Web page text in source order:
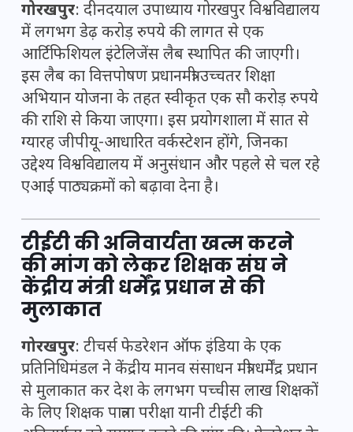
गोरखपुर: दीनदयाल उपाध्याय गोरखपुर विश्वविद्यालय
में लगभग डेढ़ करोड़ रुपये की लागत से एक
आर्टिफिशियल इंटेलिजेंस लैब स्थापित की जाएगी।
इस लैब का वित्तपोषण प्रधानमंत्री उच्चतर शिक्षा
अभियान योजना के तहत स्वीकृत एक सौ करोड़ रुपये
की राशि से किया जाएगा। इस प्रयोगशाला में सात से
ग्यारह जीपीयू-आधारित वर्कस्टेशन होंगे, जिनका
उद्देश्य विश्वविद्यालय में अनुसंधान और पहले से चल रहे
एआई पाठ्यक्रमों को बढ़ावा देना है।
टीईटी की अनिवार्यता खत्म करने
की मांग को लेकर शिक्षक संघ ने
केंद्रीय मंत्री धर्मेंद्र प्रधान से की
मुलाकात
गोरखपुर: टीचर्स फेडरेशन ऑफ इंडिया के एक
प्रतिनिधिमंडल ने केंद्रीय मानव संसाधन मंत्री धर्मेंद्र प्रधान
से मुलाकात कर देश के लगभग पच्चीस लाख शिक्षकों
के लिए शिक्षक पात्रता परीक्षा यानी टीईटी की